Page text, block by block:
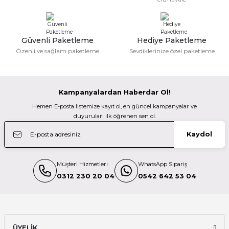
M... N... | 02/01/2026
Deneyimini Paylaş
Manfrotto MKONEPA-BHQ6T One Photo Ai Tripod ve Xpro Top Başlık
Manfrotto MKONEPA-3W One Photo Ai Tripod ve Xpro 3 yönlü Başlık
30.000,00 TL
Manfrotto
Güvenli Paketleme
Özenli ve sağlam paketleme
Hediye Paketleme
Sevdiklerinize özel paketleme
Kampanyalardan Haberdar Ol!
Hemen E-posta listemize kayıt ol, en güncel kampanyalar ve
duyuruları ilk öğrenen sen ol.
Kaydol
Müşteri Hizmetleri
0312 230 20 04
WhatsApp Sipariş
0542 642 53 04
ÜYELİK